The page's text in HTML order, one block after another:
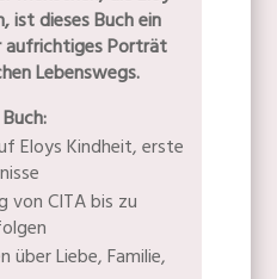
ist dieses Buch ein
aufrichtiges Porträt
Lebenswegs.
Eloys Kindheit, erste
CITA bis zu
über Liebe, Familie,